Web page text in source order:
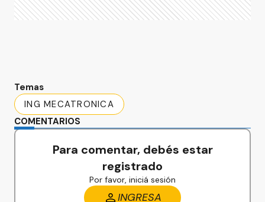
Temas
ING MECATRONICA
COMENTARIOS
Para comentar, debés estar
registrado
Por favor, iniciá sesión
INGRESA